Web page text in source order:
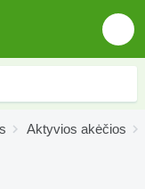
Aktyvios akėčios